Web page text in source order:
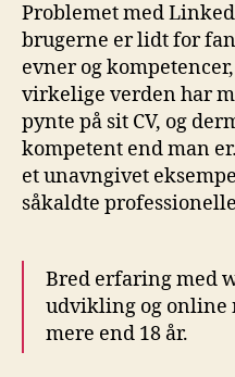
Problemet med
brugerne er lidt for
evner og
virkelige verden har
pynte på sit CV, og
kompetent end man
et unavngivet
såkaldte
Bred erfaring med
udvikling og online
mere end 18 år.